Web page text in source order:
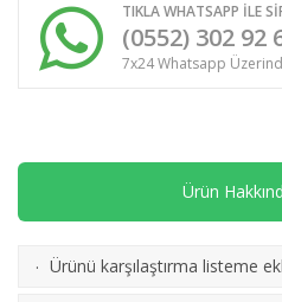
TIKLA WHATSAPP İLE
(0552) 302 92
7x24 Whatsapp
Ürün
· Ürünü karşılaştırma listeme